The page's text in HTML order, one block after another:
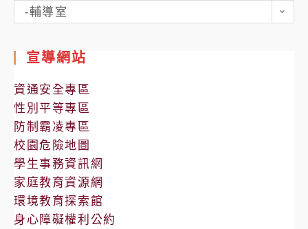
各
處
公
告
-輔導室
宣導網站
資通安全專區
性別平等專區
防制霸凌專區
校園危險地圖
學生事務資訊網
家庭教育資源網
環境教育探索館
身心障礙權利公約